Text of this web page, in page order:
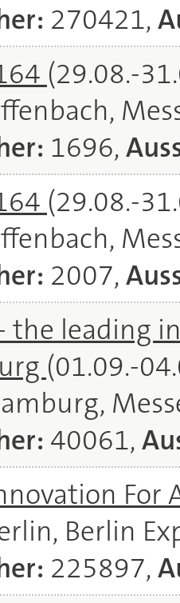
270421,
(29.08.-
1696,
(29.08.-
2007,
the leading
(01.09.-
40061,
For
Berlin
225897,